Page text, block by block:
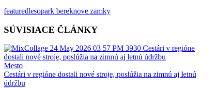
featuredlesopark bereknove zamky
SÚVISIACE ČLÁNKY
Mesto
Cestári v regióne dostali nové stroje, poslúžia na zimnú aj letnú
údržbu